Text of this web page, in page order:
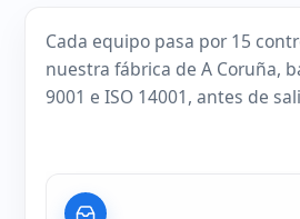
Cada equipo pasa por 15
nuestra fábrica de A Coruña,
9001 e ISO 14001, antes de